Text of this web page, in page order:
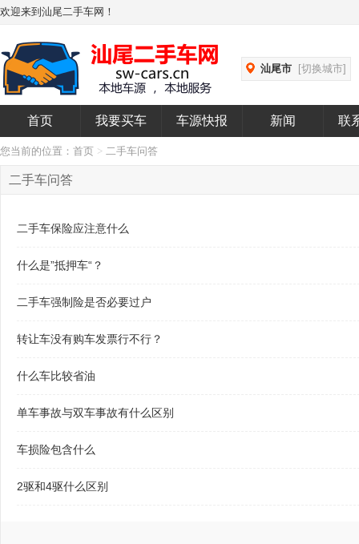
欢迎来到汕尾二手车网！
汕尾市 [切换城市]
首页 我要买车 车源快报 新闻 联
您当前的位置： 首页 > 二手车问答
二手车问答
二手车保险应注意什么
什么是”抵押车“？
二手车强制险是否必要过户
转让车没有购车发票行不行？
什么车比较省油
单车事故与双车事故有什么区别
车损险包含什么
2驱和4驱什么区别